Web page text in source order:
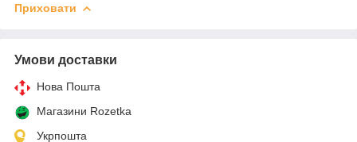
Приховати
Умови доставки
Нова Пошта
Магазини Rozetka
Укрпошта